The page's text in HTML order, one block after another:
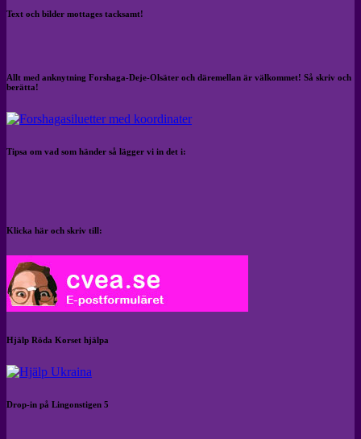
Text och bilder mottages tacksamt!
Allt med anknytning Forshaga-Deje-Olsäter och däremellan är välkommet! Så skriv och
berätta!
Tipsa om vad som händer så lägger vi in det i:
Klicka här och skriv till:
Hjälp Röda Korset hjälpa
Drop-in på Lingonstigen 5